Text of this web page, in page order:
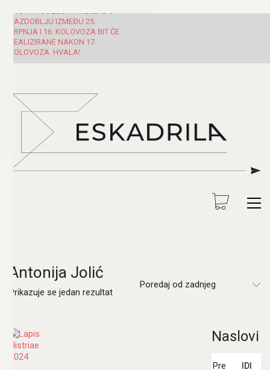
SVE NARUDŽBE PRIMLJENE U
RAZDOBLJU IZMEĐU 25.
SRPNJA I 16. KOLOVOZA BIT ĆE
REALIZIRANE NAKON 17.
KOLOVOZA. HVALA!
Antonija Jolić
Prikazuje se jedan rezultat
Poredaj od zadnjeg
Naslovi
IDI